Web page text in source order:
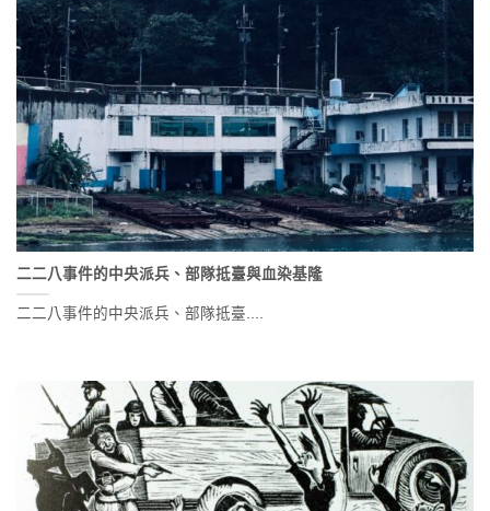
二二八事件的中央派兵、部隊抵臺與血染基隆
二二八事件的中央派兵、部隊抵臺....